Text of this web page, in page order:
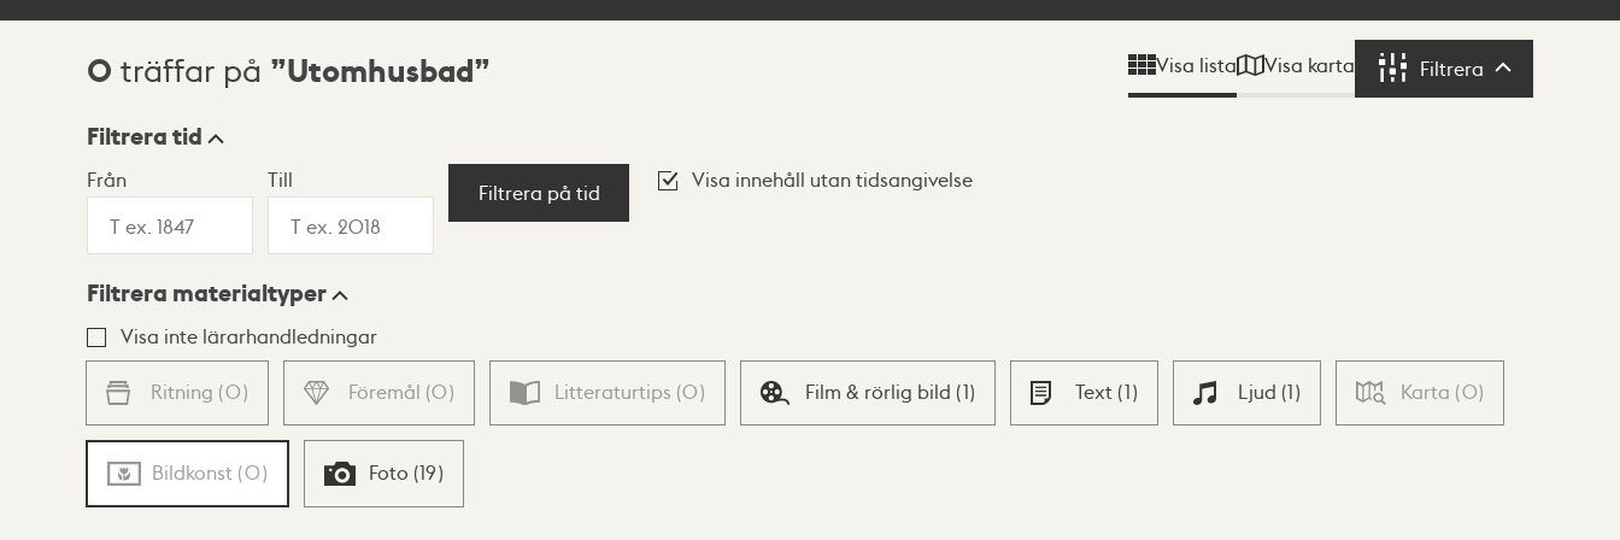
Sökresultat
0 träffar på Utomhusbad Visa lista Visa karta Filtrera Filtrera
Visningsläge
Lista Karta
Filtrera tid
Från Till
Filtrera på tid
Visa innehåll utan tidsangivelse
Filtrera materialtyper
Visa inte lärarhandledningar
Ritning (0) Föremål (0) Litteraturtips (0) Film & rörlig bild (1) Text (1) Ljud (1) Karta (0)
Bildkonst (0) Foto (19)